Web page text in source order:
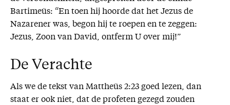
Bartimeüs: “En toen hij hoorde dat het Jezus de
Nazarener was, begon hij te roepen en te zeggen:
Jezus, Zoon van David, ontferm U over mij!”
De Verachte
Als we de tekst van Mattheüs 2:23 goed lezen, dan
staat er ook niet, dat de profeten gezegd zouden